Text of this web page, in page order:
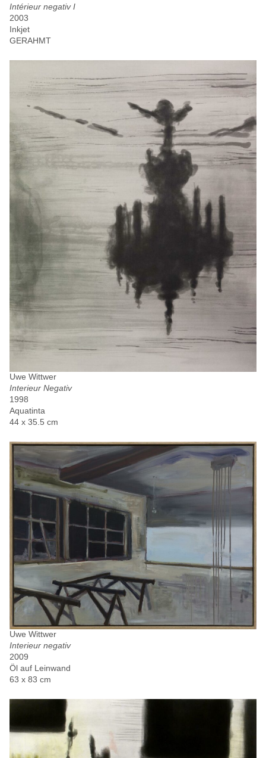
Intérieur negativ I
2003
Inkjet
GERAHMT
Uwe Wittwer
Interieur Negativ
1998
Aquatinta
44 x 35.5 cm
Uwe Wittwer
Interieur negativ
2009
Öl auf Leinwand
63 x 83 cm